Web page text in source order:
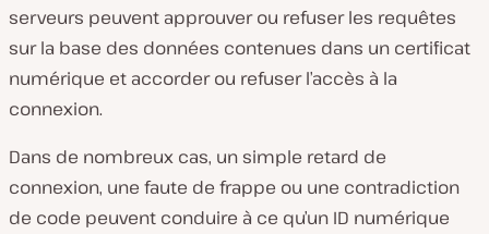
serveurs peuvent approuver ou refuser les requêtes
sur la base des données contenues dans un certificat
numérique et accorder ou refuser l’accès à la
connexion.
Dans de nombreux cas, un simple retard de
connexion, une faute de frappe ou une contradiction
de code peuvent conduire à ce qu’un ID numérique